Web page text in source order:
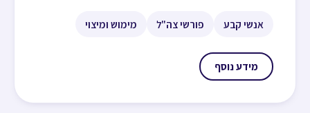
אנשי קבע פורשי צה"ל מימוש ומיצוי
מידע נוסף